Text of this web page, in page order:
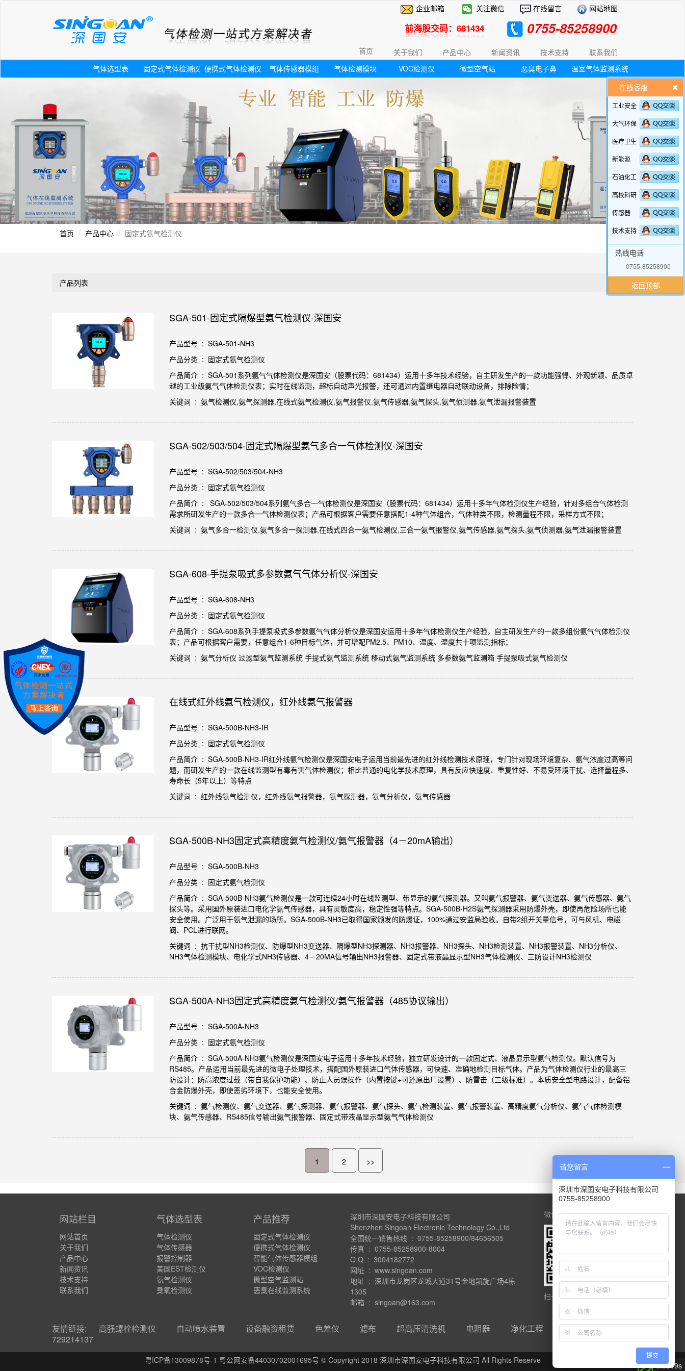
企业邮箱 关注微信 在线留言 网站地图
前海股交码：681434 0755-85258900
首页 关于我们 产品中心 新闻资讯 技术支持
联系我们
气体选型表
固定式气体检测仪 便携式气体检测仪 气体传感器模组 气体检测模块 VOC检测仪 微型空气站 恶臭电子鼻 温室气体监测系统
首页 产品中心 固定式氨气检测仪
产品列表
SGA-501-固定式隔爆型氨气检测仪-深国安
产品型号 : SGA-501-NH3
产品分类 : 固定式氨气检测仪
产品简介 : SGA-501系列氨气气体检测仪是深国安（股票代码：681434）运用十多年技术经验，自主研发生产的一款功能强悍、外观新颖、品质卓
越的工业级氨气气体检测仪表；实时在线监测，超标自动声光报警，还可通过内置继电器自动联动设备，排除险情；
关键词 : 氨气检测仪,氨气探测器,在线式氨气检测仪,氨气报警仪,氨气传感器,氨气探头,氨气侦测器,氨气泄漏报警装置
SGA-502/503/504-固定式隔爆型氨气多合一气体检测仪-深国安
产品型号 : SGA-502/503/504-NH3
产品分类 : 固定式氨气检测仪
产品简介 : SGA-502/503/504系列氨气多合一气体检测仪是深国安（股票代码：681434）运用十多年气体检测仪生产经验，针对多组合气体检测
需求所研发生产的一款多合一气体检测仪表；产品可根据客户需要任意搭配1-4种气体组合，气体种类不限，检测量程不限，采样方式不限；
关键词 : 氨气多合一检测仪,氨气多合一探测器,在线式四合一氨气检测仪,三合一氨气报警仪,氨气传感器,氨气探头,氨气侦测器,氨气泄漏报警装置
SGA-608-手提泵吸式多参数氨气气体分析仪-深国安
产品型号 : SGA-608-NH3
产品分类 : 固定式氨气检测仪
产品简介 : SGA-608系列手提泵吸式多参数氨气气体分析仪是深国安运用十多年气体检测仪生产经验，自主研发生产的一款多组份氨气气体检测仪
表；产品可根据客户需要，任意组合1-6种目标气体，并可增配PM2.5、PM10、温度、湿度共十项监测指标；
关键词 : 氨气分析仪 过滤型氨气监测系统 手提式氨气监测系统 移动式氨气监测系统 多参数氨气监测箱 手提泵吸式氨气检测仪
在线式红外线氨气检测仪，红外线氨气报警器
产品型号 : SGA-500B-NH3-IR
产品分类 : 固定式氨气检测仪
产品简介 : SGA-500B-NH3-IR红外线氨气检测仪是深国安电子运用当前最先进的红外线检测技术原理，专门针对现场环境复杂、氨气浓度过高等问
题，而研发生产的一款在线监测型有毒有害气体检测仪；相比普通的电化学技术原理，具有反应快速度、重复性好、不易受环境干扰、选择量程多、
寿命长（5年以上）等特点
关键词 : 红外线氨气检测仪，红外线氨气报警器，氨气探测器，氨气分析仪，氨气传感器
SGA-500B-NH3固定式高精度氨气检测仪/氨气报警器（4－20mA输出）
产品型号 : SGA-500B-NH3
产品分类 : 固定式氨气检测仪
产品简介 : SGA-500B-NH3氨气检测仪是一款可连续24小时在线监测型、带显示的氨气探测器。又叫氨气报警器、氨气变送器、氨气传感器、氨气
探头等。采用国外原装进口电化学氨气传感器，具有灵敏度高，稳定性强等特点。SGA-500B-H2S氨气探测器采用防爆外壳，即使再危险场所也能
安全使用。广泛用于氨气泄漏的场所。SGA-500B-NH3已取得国家颁发的防爆证，100%通过安监局验收。自带2组开关量信号，可与风机、电磁
阀、PCL进行联网。
关键词 : 抗干扰型NH3检测仪、防爆型NH3变送器、隔爆型NH3探测器、NH3报警器、NH3探头、NH3检测装置、NH3报警装置、NH3分析仪、
NH3气体检测模块、电化学式NH3传感器、4－20MA信号输出NH3报警器、固定式带液晶显示型NH3气体检测仪、三防设计NH3检测仪
SGA-500A-NH3固定式高精度氨气检测仪/氨气报警器（485协议输出）
产品型号 : SGA-500A-NH3
产品分类 : 固定式氨气检测仪
产品简介 : SGA-500A-NH3氨气检测仪是深国安电子运用十多年技术经验，独立研发设计的一款固定式、液晶显示型氨气检测仪。默认信号为
RS485。产品运用当前最先进的微电子处理技术，搭配国外原装进口气体传感器，可快速、准确地检测目标气体。产品为气体检测仪行业的最高三
防设计：防高浓度过载（带自我保护功能）、防止人员误操作（内置按键+可还原出厂设置）、防雷击（三级标准）。本质安全型电路设计，配备铝
合金防爆外壳，即使恶劣环境下，也能安全使用。
关键词 : 氨气检测仪、氨气变送器、氨气探测器、氨气报警器、氨气探头、氨气检测装置、氨气报警装置、高精度氨气分析仪、氨气气体检测模
块、氨气传感器、RS485信号输出氨气报警器、固定式带液晶显示型氨气气体检测仪
1 2 >>
在线客服
工业安全
大气环保
医疗卫生
新能源
石油化工
高校科研
传感器
技术支持
热线电话
0755-85258900
返回顶部
网站栏目
网站首页
关于我们
产品中心
新闻资讯
技术支持
联系我们
气体选型表
气体检测仪
气体传感器
报警控制器
美国EST检测仪
氨气检测仪
臭氧检测仪
产品推荐
固定式气体检测仪
便携式气体检测仪
智能气体传感器模组
VOC检测仪
微型空气监测站
恶臭在线监测系统
深圳市深国安电子科技有限公司
Shenzhen Singoan Electronic Technology Co.,Ltd
全国统一销售热线 : 0755-85258900/84656505
传真 : 0755-85258900-8004
Q Q : 3004182772
网址 : www.singoan.com
地址 : 深圳市龙岗区龙城大道31号金地凯旋广场4栋
1305
邮箱 : singoan@163.com
微信公众号
扫一扫关注深国安
友情链接: 高强螺栓检测仪 自动喷水装置 设备融资租赁 色差仪 滤布 超高压清洗机 电阻器 净化工程
友链合作qq：
729214137
粤ICP备13009878号-1 粤公网安备44030702001695号 © Copyright 2018 深圳市深国安电子科技有限公司 All Rights Reserve
0.0319s
请您留言
深圳市深国安电子科技有限公司
0755-85258900
提交